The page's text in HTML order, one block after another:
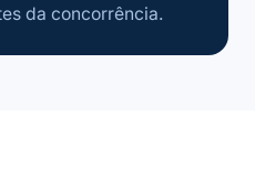
da concorrência.